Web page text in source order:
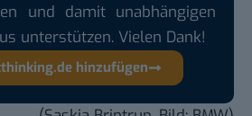
und damit unabhängigen
unterstützen. Vielen Dank!
hinzufügen